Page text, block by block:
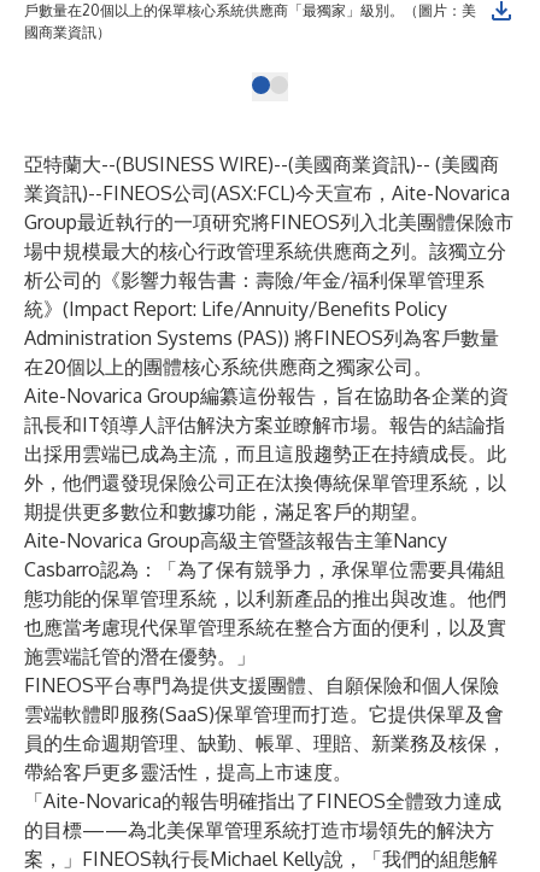
戶數量在20個以上的保單核心系統供應商「最獨家」級別。（圖片：美
國商業資訊）
亞特蘭大--(BUSINESS WIRE)--(美國商業資訊)-- (美國商
業資訊)--FINEOS公司(ASX:FCL)今天宣布，Aite-Novarica
Group最近執行的一項研究將FINEOS列入北美團體保險市
場中規模最大的核心行政管理系統供應商之列。該獨立分
析公司的《影響力報告書：壽險/年金/福利保單管理系
統》(Impact Report: Life/Annuity/Benefits Policy
Administration Systems (PAS)) 將FINEOS列為客戶數量
在20個以上的團體核心系統供應商之獨家公司。
Aite-Novarica Group編纂這份報告，旨在協助各企業的資
訊長和IT領導人評估解決方案並瞭解市場。報告的結論指
出採用雲端已成為主流，而且這股趨勢正在持續成長。此
外，他們還發現保險公司正在汰換傳統保單管理系統，以
期提供更多數位和數據功能，滿足客戶的期望。
Aite-Novarica Group高級主管暨該報告主筆Nancy
Casbarro認為：「為了保有競爭力，承保單位需要具備組
態功能的保單管理系統，以利新產品的推出與改進。他們
也應當考慮現代保單管理系統在整合方面的便利，以及實
施雲端託管的潛在優勢。」
FINEOS平台專門為提供支援團體、自願保險和個人保險
雲端軟體即服務(SaaS)保單管理而打造。它提供保單及會
員的生命週期管理、缺勤、帳單、理賠、新業務及核保，
帶給客戶更多靈活性，提高上市速度。
「Aite-Novarica的報告明確指出了FINEOS全體致力達成
的目標——為北美保單管理系統打造市場領先的解決方
案，」FINEOS執行長Michael Kelly說，「我們的組態解